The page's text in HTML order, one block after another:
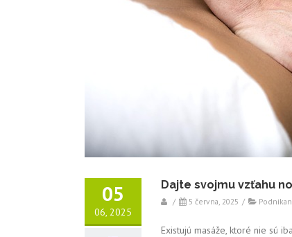
05
06, 2025
Dajte svojmu vzťahu
/ 5 června, 2025 /
Existujú masáže, ktoré nie sú